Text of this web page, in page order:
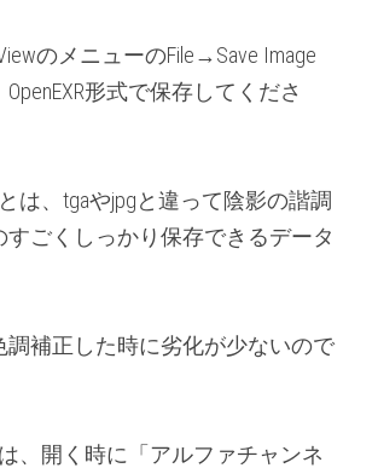
のメニューのFile→Save Image
形式で保存してくださ
とは、tgaやjpgと違って陰影の諧調
すごくしっかり保存できるデータ
調補正した時に劣化が少ないので
は、開く時に「アルファチャンネ